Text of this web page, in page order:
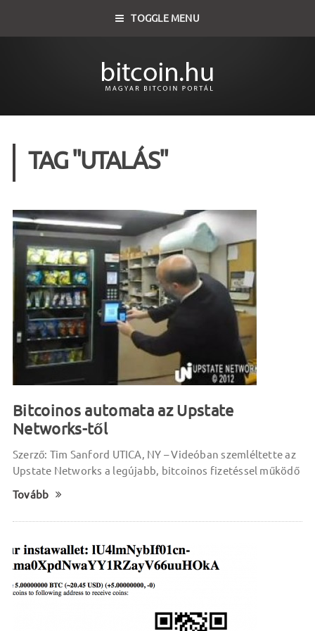
TOGGLE MENU
TAG "UTALÁS"
Bitcoinos automata az Upstate
Networks-től
Szerző: Tim Sanford UTICA, NY – Videóban szemléltette az
Upstate Networks a legújabb, bitcoinos fizetéssel működő
Tovább